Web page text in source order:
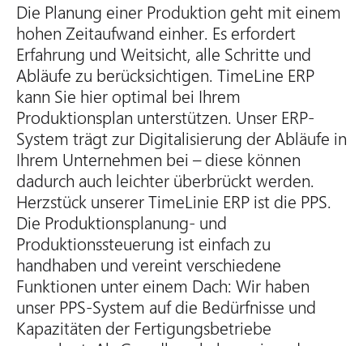
Die Planung einer Produktion geht mit einem
hohen Zeitaufwand einher. Es erfordert
Erfahrung und Weitsicht, alle Schritte und
Abläufe zu berücksichtigen. TimeLine ERP
kann Sie hier optimal bei Ihrem
Produktionsplan unterstützen. Unser ERP-
System trägt zur Digitalisierung der Abläufe in
Ihrem Unternehmen bei – diese können
dadurch auch leichter überbrückt werden.
Herzstück unserer TimeLinie ERP ist die PPS.
Die Produktionsplanung- und
Produktionssteuerung ist einfach zu
handhaben und vereint verschiedene
Funktionen unter einem Dach: Wir haben
unser PPS-System auf die Bedürfnisse und
Kapazitäten der Fertigungsbetriebe